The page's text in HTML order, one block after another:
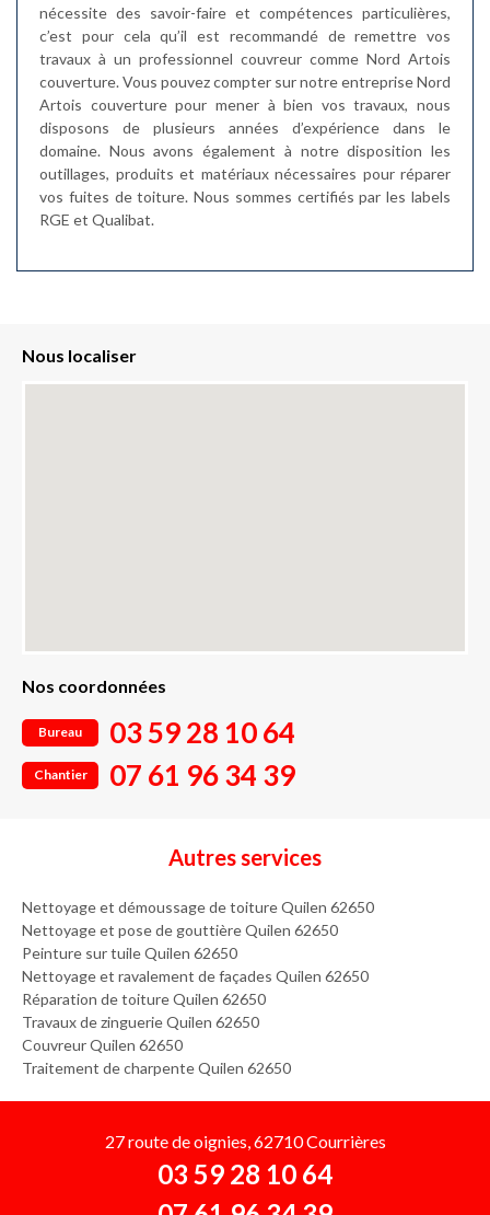
nécessite des savoir-faire et compétences particulières,
c’est pour cela qu’il est recommandé de remettre vos
travaux à un professionnel couvreur comme Nord Artois
couverture. Vous pouvez compter sur notre entreprise Nord
Artois couverture pour mener à bien vos travaux, nous
disposons de plusieurs années d’expérience dans le
domaine. Nous avons également à notre disposition les
outillages, produits et matériaux nécessaires pour réparer
vos fuites de toiture. Nous sommes certifiés par les labels
RGE et Qualibat.
Nous localiser
Nos coordonnées
Bureau 03 59 28 10 64
Chantier 07 61 96 34 39
Autres services
Nettoyage et démoussage de toiture Quilen 62650
Nettoyage et pose de gouttière Quilen 62650
Peinture sur tuile Quilen 62650
Nettoyage et ravalement de façades Quilen 62650
Réparation de toiture Quilen 62650
Travaux de zinguerie Quilen 62650
Couvreur Quilen 62650
Traitement de charpente Quilen 62650
27 route de oignies, 62710 Courrières
03 59 28 10 64